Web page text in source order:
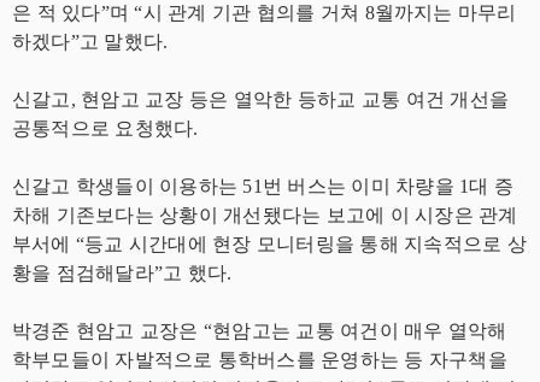
은 적 있다”며 “시 관계 기관 협의를 거쳐 8월까지는 마무리
하겠다”고 말했다.
신갈고, 현암고 교장 등은 열악한 등하교 교통 여건 개선을
공통적으로 요청했다.
신갈고 학생들이 이용하는 51번 버스는 이미 차량을 1대 증
차해 기존보다는 상황이 개선됐다는 보고에 이 시장은 관계
부서에 “등교 시간대에 현장 모니터링을 통해 지속적으로 상
황을 점검해달라”고 했다.
박경준 현암고 교장은 “현암고는 교통 여건이 매우 열악해
학부모들이 자발적으로 통학버스를 운영하는 등 자구책을